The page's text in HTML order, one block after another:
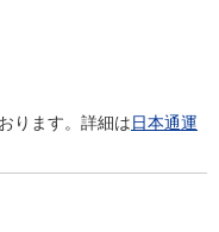
ります。詳細は日本通運